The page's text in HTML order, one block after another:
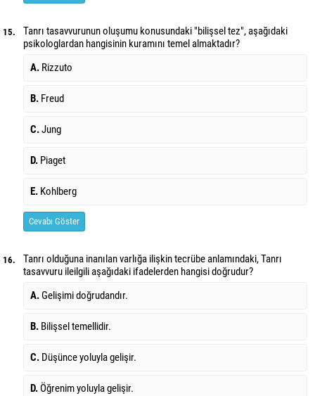
15.
Tanrı tasavvurunun oluşumu konusundaki "bilişsel tez", aşağıdaki
psikologlardan hangisinin kuramını temel almaktadır?
A. Rizzuto
B. Freud
C.Jung
D. Piaget
E. Kohlberg
Cevabı Göster
16.
Tanrı olduğuna inanılan varlığa ilişkin tecrübe anlamındaki, Tanrı
tasavvuru ileilgili aşağıdaki ifadelerden hangisi doğrudur?
A.Gelişimi doğrudandır.
B. Bilişsel temellidir.
C. Düşünce yoluyla gelişir.
D. Öğrenim yoluyla gelişir.